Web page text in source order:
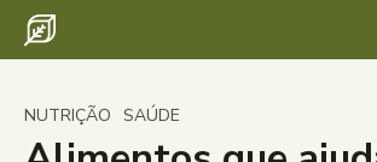
NUTRIÇÃO SAÚDE